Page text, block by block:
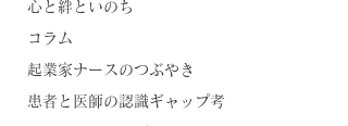
心と絆といのち
コラム
起業家ナースのつぶやき
患者と医師の認識ギャップ考